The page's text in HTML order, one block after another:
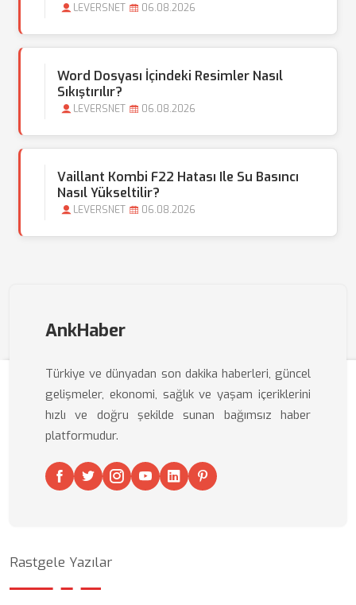
LEVERSNET 06.08.2026
Word Dosyası İçindeki Resimler Nasıl
Sıkıştırılır?
LEVERSNET 06.08.2026
Vaillant Kombi F22 Hatası Ile Su Basıncı
Nasıl Yükseltilir?
LEVERSNET 06.08.2026
AnkHaber
Türkiye ve dünyadan son dakika haberleri, güncel
gelişmeler, ekonomi, sağlık ve yaşam içeriklerini
hızlı ve doğru şekilde sunan bağımsız haber
platformudur.
Rastgele Yazılar